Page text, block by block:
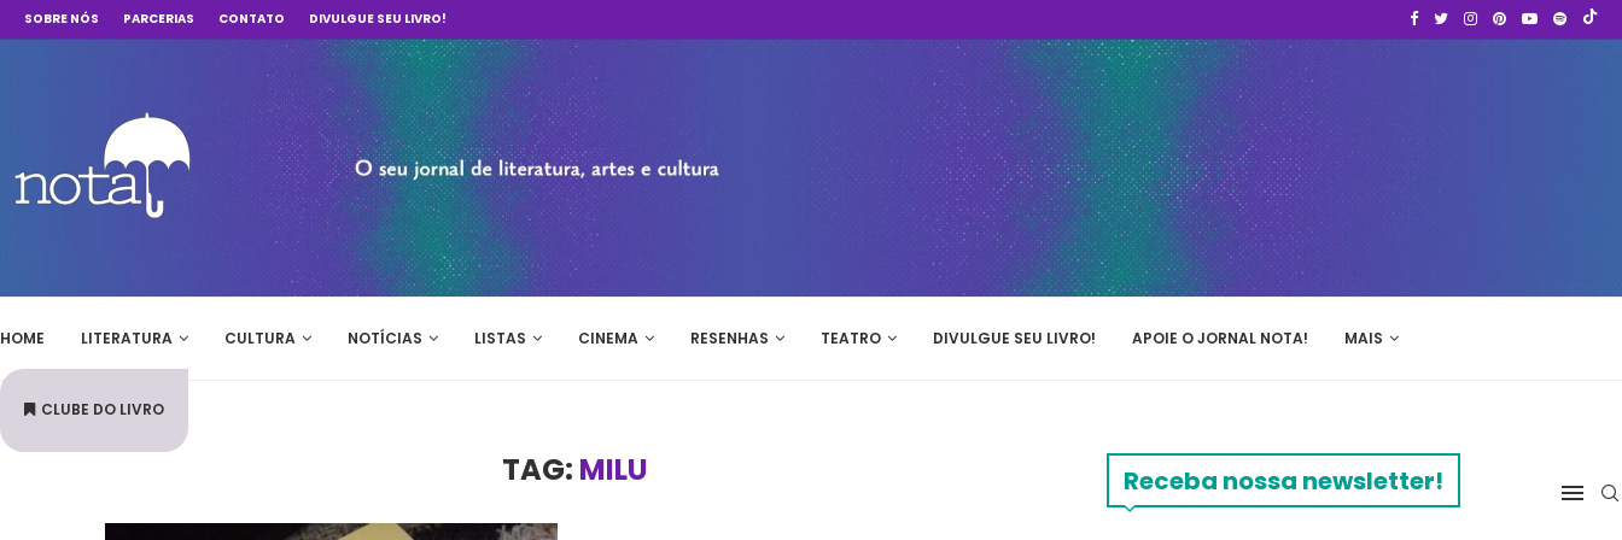
SOBRE NÓS PARCERIAS CONTATO DIVULGUE SEU LIVRO!
HOME LITERATURA CULTURA NOTÍCIAS LISTAS CINEMA RESENHAS TEATRO DIVULGUE SEU LIVRO! APOIE O JORNAL NOTA! MAIS
CLUBE DO LIVRO
TAG: MILU Receba nossa newsletter!